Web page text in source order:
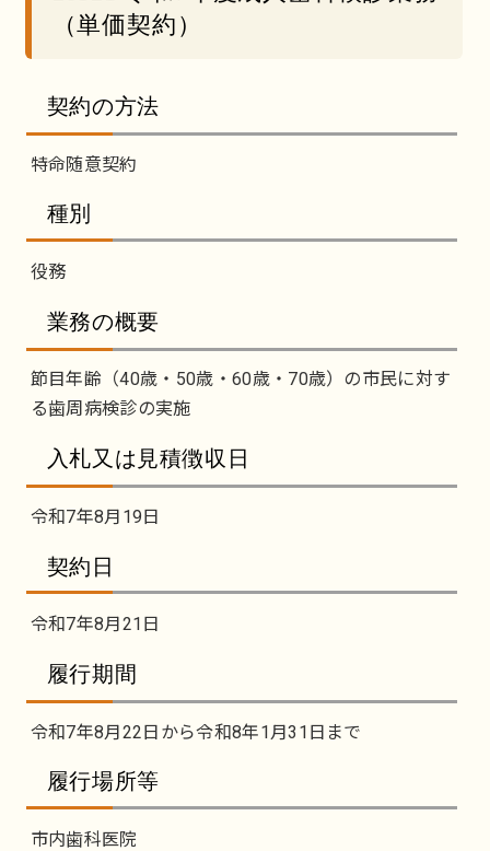
（単価契約）
契約の方法
特命随意契約
種別
役務
業務の概要
節目年齢（40歳・50歳・60歳・70歳）の市民に対す
る歯周病検診の実施
入札又は見積徴収日
令和7年8月19日
契約日
令和7年8月21日
履行期間
令和7年8月22日から令和8年1月31日まで
履行場所等
市内歯科医院